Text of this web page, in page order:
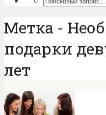
Метка -
подарки
лет